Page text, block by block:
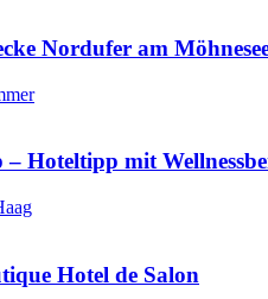
Nordufer am
Hoteltipp mit
Hotel de Salon